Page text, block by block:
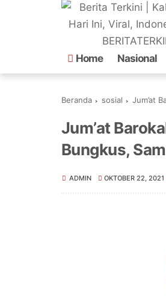
Home Nasional
Beranda sosial Jum’at
Jum’at
Bungkus,
ADMIN OKTOBER 22, 2021